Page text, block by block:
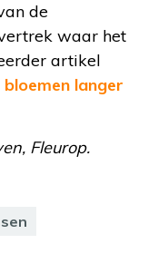
de
waar het
artikel
langer
Fleurop.